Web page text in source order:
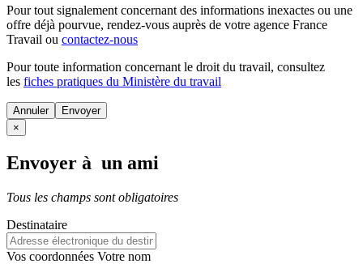
Pour tout signalement concernant des informations inexactes ou une
offre déjà pourvue, rendez-vous auprès de votre agence France
Travail ou contactez-nous
Pour toute information concernant le droit du travail, consultez
les fiches pratiques du Ministère du travail
Annuler
×
Envoyer à un ami
Tous les champs sont obligatoires
Destinataire
Vos coordonnées Votre nom